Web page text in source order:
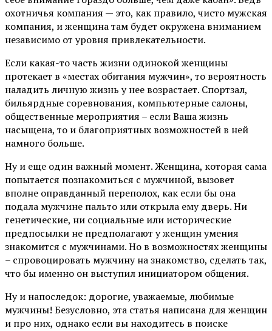
охотничья компания — это, как правило, чисто мужская
компания, и женщина там будет окружена вниманием
независимо от уровня привлекательности.
Если какая-то часть жизни одинокой женщины
протекает в «местах обитания мужчин», то вероятность
наладить личную жизнь у нее возрастает. Спортзал,
бильярдные соревнования, компьютерные салоны,
общественные мероприятия – если Ваша жизнь
насыщена, то и благоприятных возможностей в ней
намного больше.
Ну и еще один важный момент. Женщина, которая сама
попытается познакомиться с мужчиной, вызовет
вполне оправданный переполох, как если бы она
подала мужчине пальто или открыла ему дверь. Ни
генетические, ни социальные или исторические
предпосылки не предполагают у женщин умения
знакомится с мужчинами. Но в возможностях женщины
– спровоцировать мужчину на знакомство, сделать так,
что бы именно он выступил инициатором общения.
Ну и напоследок: дорогие, уважаемые, любимые
мужчины! Безусловно, эта статья написана для женщин
и про них, однако если вы находитесь в поиске